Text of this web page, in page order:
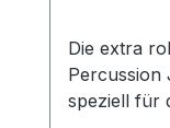
Die extra robuste und dornenabweisende
Percussion
speziell für